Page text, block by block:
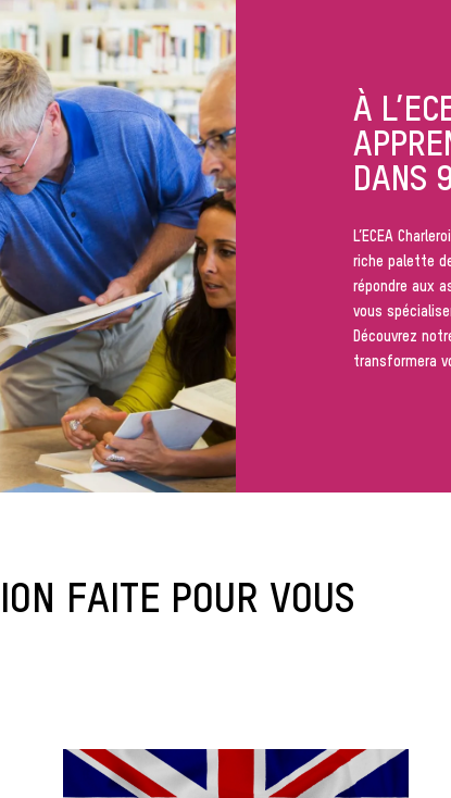
À
DANS
L’ECEA
riche palette
répondre aux
vous
Découvrez
transformera
FAITE POUR VOUS